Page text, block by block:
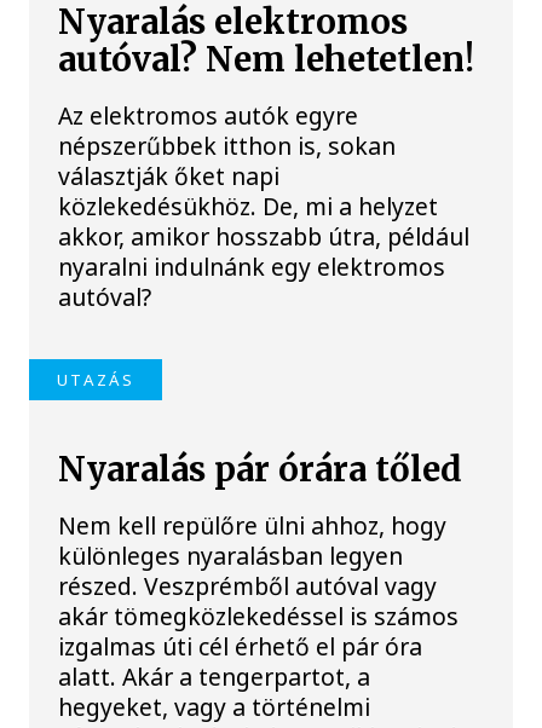
Nyaralás elektromos
autóval? Nem lehetetlen!
Az elektromos autók egyre
népszerűbbek itthon is, sokan
választják őket napi
közlekedésükhöz. De, mi a helyzet
akkor, amikor hosszabb útra, például
nyaralni indulnánk egy elektromos
autóval?
UTAZÁS
Nyaralás pár órára tőled
Nem kell repülőre ülni ahhoz, hogy
különleges nyaralásban legyen
részed. Veszprémből autóval vagy
akár tömegközlekedéssel is számos
izgalmas úti cél érhető el pár óra
alatt. Akár a tengerpartot, a
hegyeket, vagy a történelmi